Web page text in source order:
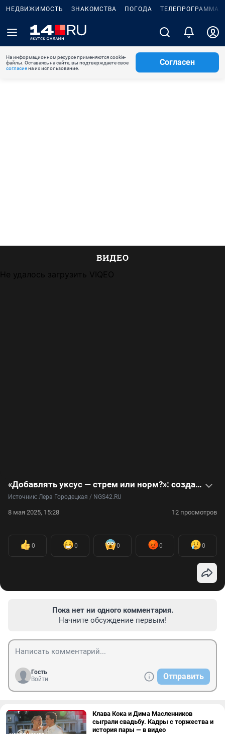
НЕДВИЖИМОСТЬ ЗНАКОМСТВА ПОГОДА ТЕЛЕПРОГРАММА
На информационном ресурсе применяются cookie-
файлы. Оставаясь на сайте, вы подтверждаете свое
согласиена их использование.
Согласен
ВИДЕО
Не удалось загрузить VIQEO
«Добавлять уксус — стрем или норм?»: создатель маринадов раскрыл секреты сочного шашлыка. Видео
Источник: Лера Городецкая / NGS42.RU
8 мая 2025, 15:28 12 просмотров
0 0 0 0 0
Пока нет ни одного комментария.
Начните обсуждение первым!
Гость
Войти
Отправить
Клава Кока и Дима Масленников
сыграли свадьбу. Кадры с торжества и
история пары — в видео